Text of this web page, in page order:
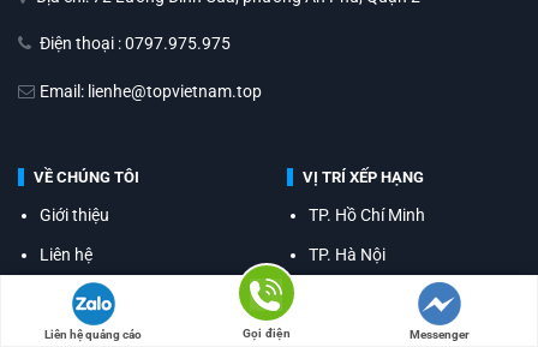
Điện thoại : 0797.975.975
Email: lienhe@topvietnam.top
VỀ CHÚNG TÔI
Giới thiệu
Liên hệ
Đánh giá
Đội ngũ biên tập
VỊ TRÍ XẾP HẠNG
TP. Hồ Chí Minh
TP. Hà Nội
Liên hệ quảng cáo Gọi điện Messenger